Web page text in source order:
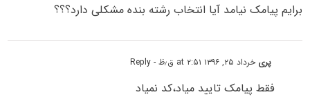
برایم پیامک نیامد آیا انتخاب رشته بنده مشکلی دارد؟؟؟
پری خرداد ۲۵, ۱۳۹۶ at ۲:۵۱ ق٫ظ - Reply
فقط پیامک تایید میاد،کد نمیاد